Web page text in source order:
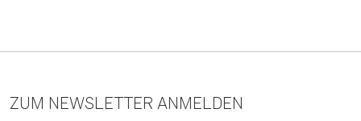
ZUM NEWSLETTER ANMELDEN